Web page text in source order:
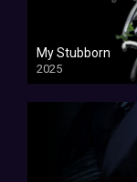
My Stubborn
2025